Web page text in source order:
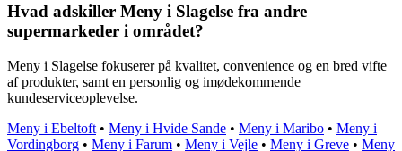
Hvad adskiller Meny i Slagelse fra andre
supermarkeder i området?
Meny i Slagelse fokuserer på kvalitet, convenience og en bred vifte
af produkter, samt en personlig og imødekommende
kundeserviceoplevelse.
Meny i Ebeltoft • Meny i Hvide Sande • Meny i Maribo • Meny i
Vordingborg • Meny i Farum • Meny i Vejle • Meny i Greve • Meny